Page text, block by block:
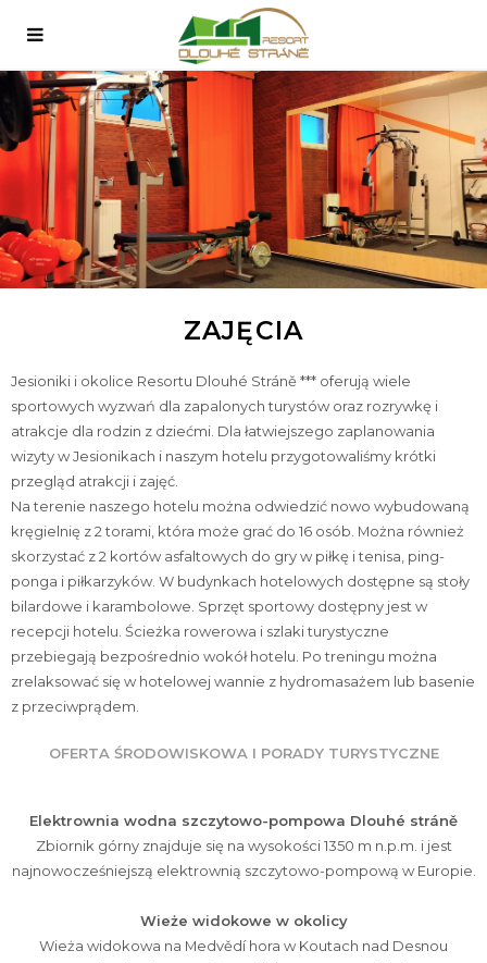
ZAJĘCIA
Jesioniki i okolice Resortu Dlouhé Stráně *** oferują wiele
sportowych wyzwań dla zapalonych turystów oraz rozrywkę i
atrakcje dla rodzin z dziećmi. Dla łatwiejszego zaplanowania
wizyty w Jesionikach i naszym hotelu przygotowaliśmy krótki
przegląd atrakcji i zajęć.
Na terenie naszego hotelu można odwiedzić nowo wybudowaną
kręgielnię z 2 torami, która może grać do 16 osób. Można również
skorzystać z 2 kortów asfaltowych do gry w piłkę i tenisa, ping-
ponga i piłkarzyków. W budynkach hotelowych dostępne są stoły
bilardowe i karambolowe. Sprzęt sportowy dostępny jest w
recepcji hotelu. Ścieżka rowerowa i szlaki turystyczne
przebiegają bezpośrednio wokół hotelu. Po treningu można
zrelaksować się w hotelowej wannie z hydromasażem lub basenie
z przeciwprądem.
OFERTA ŚRODOWISKOWA I PORADY TURYSTYCZNE
Elektrownia wodna szczytowo-pompowa Dlouhé stráně
Zbiornik górny znajduje się na wysokości 1350 m n.p.m. i jest
najnowocześniejszą elektrownią szczytowo-pompową w Europie.
Wieże widokowe w okolicy
Wieża widokowa na Medvědí hora w Koutach nad Desnou